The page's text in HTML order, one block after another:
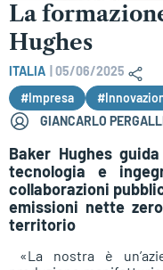
La
Hughes
ITALIA
05/06/2025
#Impresa
GIANCARLO
Baker Hughes
tecnologia e
collaborazioni
emissioni nette
territorio
«La nostra è